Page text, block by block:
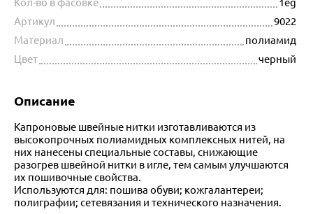
Артикул
9022
Материал
полиамид
Цвет
черный
Описание
Капроновые швейные нитки изготавливаются из
высокопрочных полиамидных комплексных нитей, на
них нанесены специальные составы, снижающие
разогрев швейной нитки в игле, тем самым улучшаются
их пошивочные свойства.
Используются для: пошива обуви; кожгалантереи;
полиграфии; сетевязания и технического назначения.